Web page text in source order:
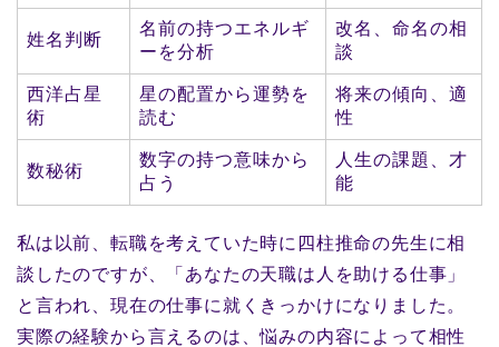
姓名判断
名前の持つエネルギ
ーを分析
改名、命名の相
談
西洋占星
術
星の配置から運勢を
読む
将来の傾向、適
性
数秘術
数字の持つ意味から
占う
人生の課題、才
能
私は以前、転職を考えていた時に四柱推命の先生に相
談したのですが、「あなたの天職は人を助ける仕事」
と言われ、現在の仕事に就くきっかけになりました。
実際の経験から言えるのは、悩みの内容によって相性